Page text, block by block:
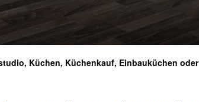
Küchen, Küchenkauf, Einbauküchen oder